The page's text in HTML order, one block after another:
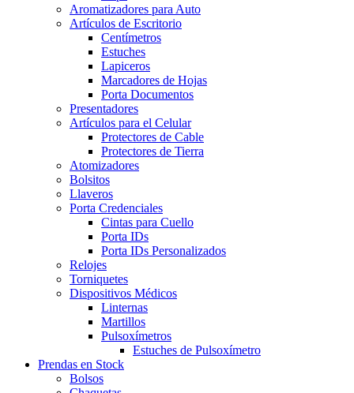
Aromatizadores para Auto
Artículos de Escritorio
Centímetros
Estuches
Lapiceros
Marcadores de Hojas
Porta Documentos
Presentadores
Artículos para el Celular
Protectores de Cable
Protectores de Tierra
Atomizadores
Bolsitos
Llaveros
Porta Credenciales
Cintas para Cuello
Porta IDs
Porta IDs Personalizados
Relojes
Torniquetes
Dispositivos Médicos
Linternas
Martillos
Pulsoxímetros
Estuches de Pulsoxímetro
Prendas en Stock
Bolsos